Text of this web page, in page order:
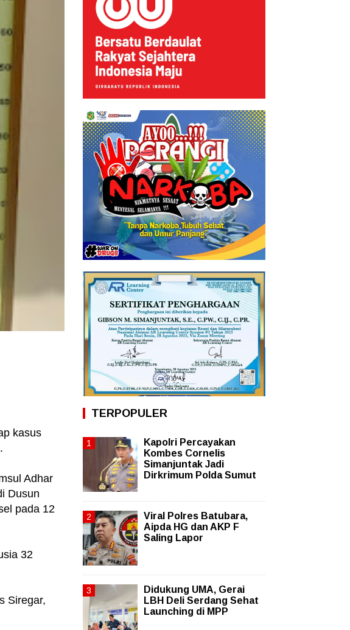
kasus
Adhar
Dusun
pada 12
32
Siregar,
TERPOPULER
Kapolri Percayakan
Kombes Cornelis
Simanjuntak Jadi
Dirkrimum Polda Sumut
Viral Polres Batubara,
Aipda HG dan AKP F
Saling Lapor
Didukung UMA, Gerai
LBH Deli Serdang Sehat
Launching di MPP